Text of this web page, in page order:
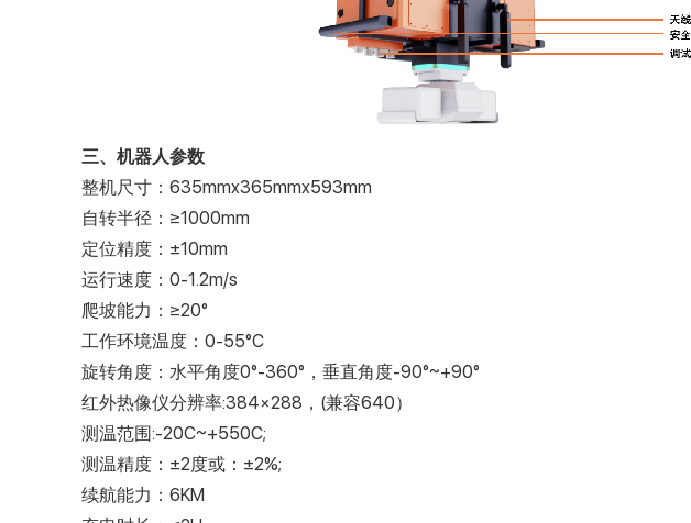
三、机器人参数
整机尺寸：635mmx365mmx593mm
自转半径：≥1000mm
定位精度：±10mm
运行速度：0-1.2m/s
爬坡能力：≥20°
工作环境温度：0-55°C
旋转角度：水平角度0°-360°，垂直角度-90°~+90°
红外热像仪分辨率:384×288，(兼容640）
测温范围:-20C~+550C;
测温精度：±2度或：±2%;
续航能力：6KM